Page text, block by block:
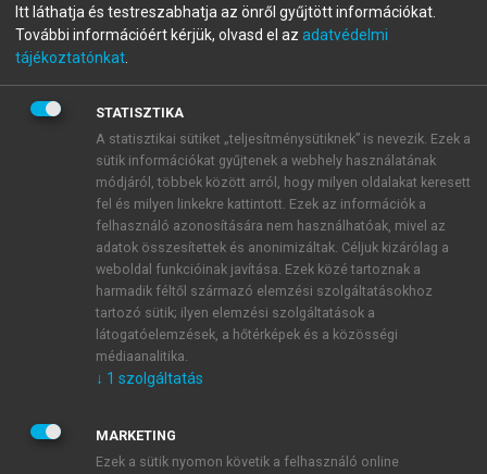
fiókoddal,vagy hozz létre új fiókot.
A regisztráció után apróbaidőszakautomatikusan
BELÉPÉS SAJÁT FIÓKKAL
ÚJ FIÓK LÉTREHOZÁSA
1 óra díjmentes hozzáférés
E-MAIL-CÍM
JELSZÓ
Itt láthatja és testreszabhatja az önről gyűjtött információkat.
További információért kérjük, olvasd el az adatvédelmi
tájékoztatónkat
STATISZTIKA
A statisztikai sütiket „teljesítménysütiknek” is nevezik. Ezek a
sütik információkat gyűjtenek a webhely használatának
módjáról, többek között arról, hogy milyen oldalakat keresett
fel és milyen linkekre kattintott. Ezek az információk a
felhasználó azonosítására nem használhatóak, mivel az
adatok összesítettek és anonimizáltak. Céljuk kizárólag a
weboldal funkcióinak javítása. Ezek közé tartoznak a
harmadik féltől származó elemzési szolgáltatásokhoz
tartozó sütik; ilyen elemzési szolgáltatások a
látogatóelemzések, a hőtérképek és a közösségi
médiaanalitika.
↓ 1 szolgáltatás
MARKETING
Ezek a sütik nyomon követik a felhasználó online